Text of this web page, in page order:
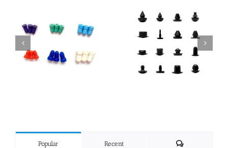
Popular Recent Comments